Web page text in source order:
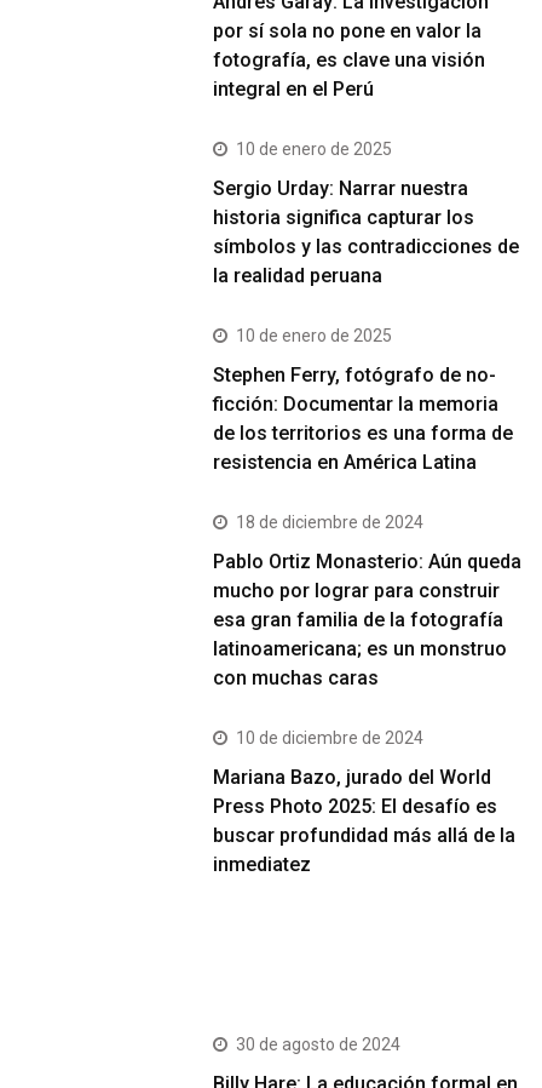
por sí sola no pone en valor la
fotografía, es clave una visión
integral en el Perú
10 de enero de 2025
Sergio Urday: Narrar nuestra
historia significa capturar los
símbolos y las contradicciones de
la realidad peruana
10 de enero de 2025
Stephen Ferry, fotógrafo de no-
ficción: Documentar la memoria
de los territorios es una forma de
resistencia en América Latina
18 de diciembre de 2024
Pablo Ortiz Monasterio: Aún queda
mucho por lograr para construir
esa gran familia de la fotografía
latinoamericana; es un monstruo
con muchas caras
10 de diciembre de 2024
Mariana Bazo, jurado del World
Press Photo 2025: El desafío es
buscar profundidad más allá de la
inmediatez
30 de agosto de 2024